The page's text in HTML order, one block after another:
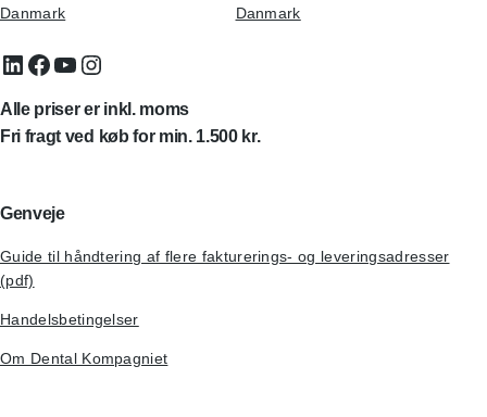
Danmark
Danmark
LinkedIn Facebook YouTube Instagram
Alle priser er inkl. moms
Fri fragt ved køb for min. 1.500 kr.
Genveje
Guide til håndtering af flere fakturerings- og leveringsadresser
(pdf)
Handelsbetingelser
Om Dental Kompagniet